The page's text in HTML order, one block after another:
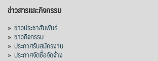
ข่าวสารและกิจกรรม
» ข่าวประชาสัมพันธ์
» ข่าวกิจกรรม
» ประกาศรับสมัครงาน
» ประกาศจัดซื้อจัดจ้าง